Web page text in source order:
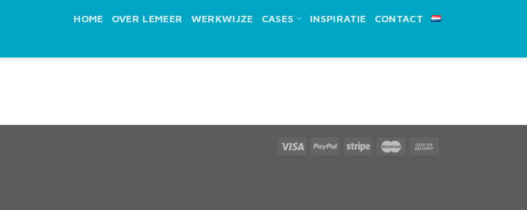
HOME OVER LEMEER WERKWIJZE CASES INSPIRATIE CONTACT